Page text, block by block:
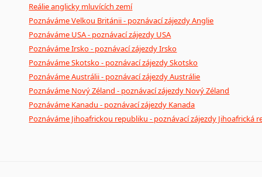
Reálie anglicky mluvících zemí
Poznáváme Velkou Británii - poznávací zájezdy Anglie
Poznáváme USA - poznávací zájezdy USA
Poznáváme Irsko - poznávací zájezdy Irsko
Poznáváme Skotsko - poznávací zájezdy Skotsko
Poznáváme Austrálii - poznávací zájezdy Austrálie
Poznáváme Nový Zéland - poznávací zájezdy Nový Zéland
Poznáváme Kanadu - poznávací zájezdy Kanada
Poznáváme Jihoafrickou republiku - poznávací zájezdy Jihoafrická